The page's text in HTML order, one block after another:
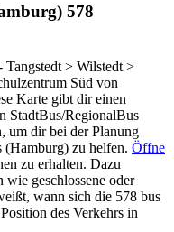
578
Tangstedt > Wilstedt >
Süd von
Karte gibt dir einen
StadtBus/RegionalBus
um dir bei der Planung
(Hamburg) zu helfen. Öffne
zu erhalten. Dazu
wie geschlossene oder
wann sich die 578 bus
des Verkehrs in